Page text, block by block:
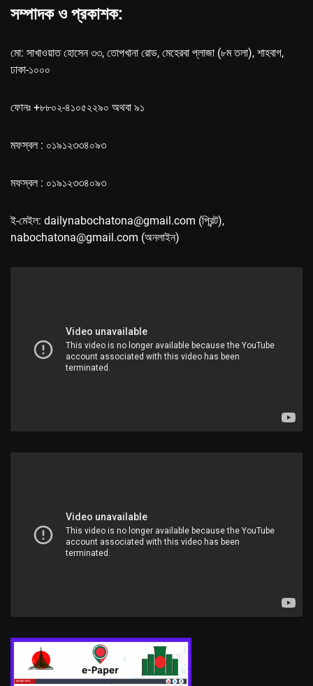
সম্পাদক ও প্রকাশক:
মো: সাখাওয়াত হোসেন ৩৩, তোপখানা রোড, মেহেরবা প্লাজা (৮ম তলা), শাহবাগ,
ঢাকা-১০০০
ফোনঃ +৮৮০২-৪১০৫২২৯০ অথবা ৯১
মফস্বল : ০১৯১২৩৩৪০৯৩
মফস্বল : ০১৯১২৩৩৪০৯৩
ই-মেইল: dailynabochatona@gmail.com (প্রিন্ট),
nabochatona@gmail.com (অনলাইন)